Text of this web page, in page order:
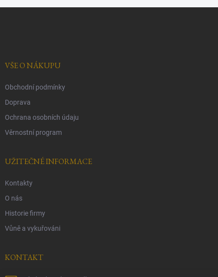
VŠE O NÁKUPU
Obchodní podmínky
Doprava
Ochrana osobních údaju
Věrnostní program
UŽITEČNÉ INFORMACE
Kontakty
O nás
Historie firmy
Vůně a vykuřováni
KONTAKT